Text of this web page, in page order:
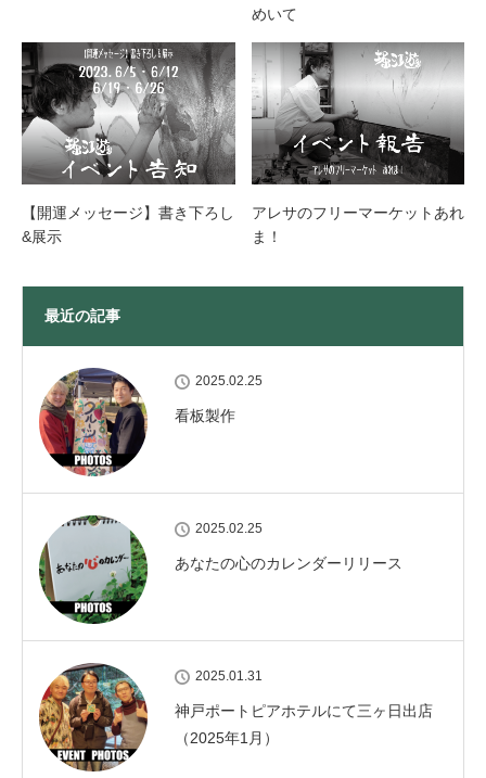
めいて
【開運メッセージ】書き下ろし
&展示
アレサのフリーマーケットあれ
ま！
最近の記事
2025.02.25
看板製作
2025.02.25
あなたの心のカレンダーリリース
2025.01.31
神戸ポートピアホテルにて三ヶ日出店
（2025年1月）